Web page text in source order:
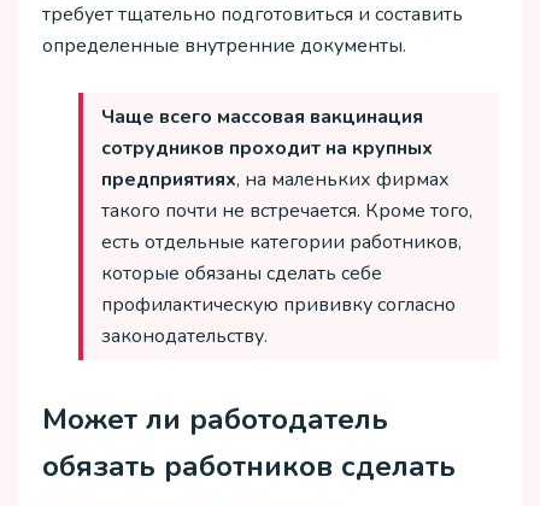
требует тщательно подготовиться и составить
определенные внутренние документы.
Чаще всего массовая вакцинация
сотрудников проходит на крупных
предприятиях, на маленьких фирмах
такого почти не встречается. Кроме того,
есть отдельные категории работников,
которые обязаны сделать себе
профилактическую прививку согласно
законодательству.
Может ли работодатель
обязать работников сделать